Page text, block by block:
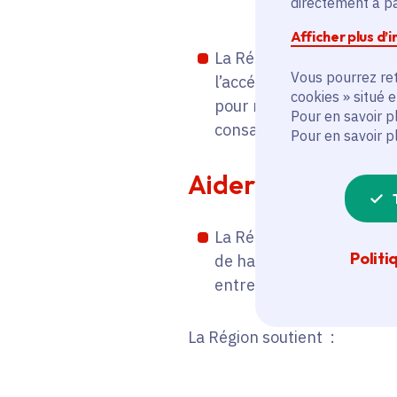
Afficher plus
Vous pourrez
cookies » situé
Pour en savoir
Pour en savoir
La Région investit pour
l’accélération de la
pour rendre
consacrés en 2018.
Aider les
La Région soutient la
de handicap un
entre acteurs
La Région soutient :